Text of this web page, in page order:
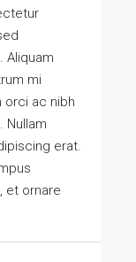
Aliquam
mi
orci ac nibh
Nullam
erat.
et ornare